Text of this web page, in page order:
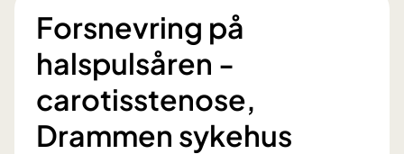
Forsnevring på
halspulsåren -
carotisstenose,
Drammen sykehus